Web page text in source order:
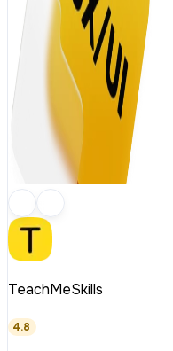
TeachMeSkills
4.8